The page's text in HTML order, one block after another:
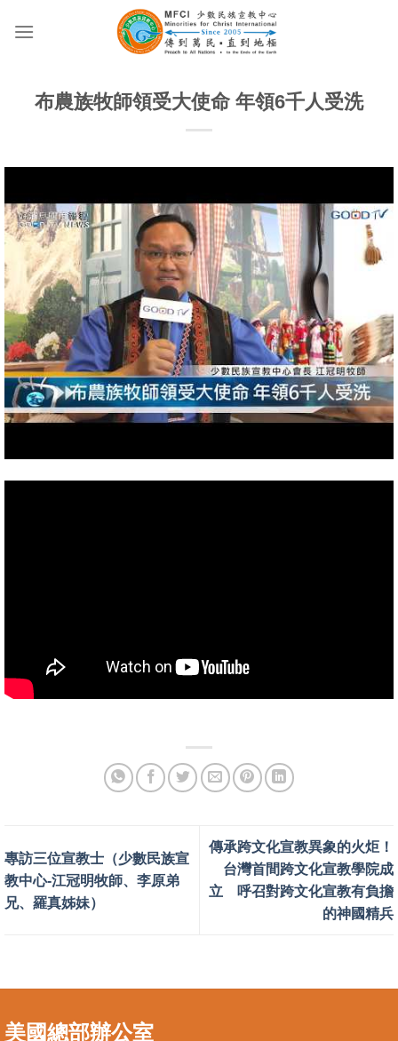
布農族牧師領受大使命 年領6千人受洗
專訪三位宣教士（少數民族宣
教中心-江冠明牧師、李原弟
兄、羅真姊妹）
傳承跨文化宣教異象的火炬！
台灣首間跨文化宣教學院成
立 呼召對跨文化宣教有負擔
的神國精兵
美國總部辦公室